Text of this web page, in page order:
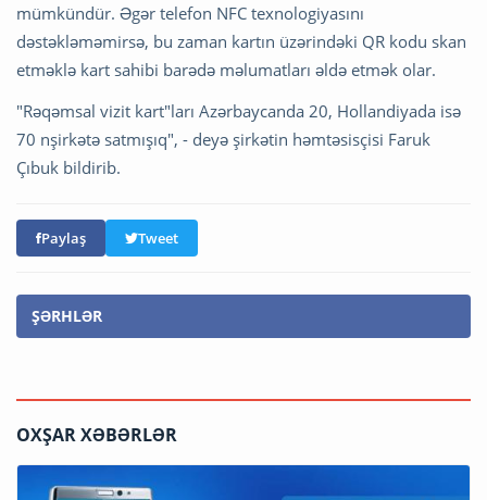
mümkündür. Əgər telefon NFC texnologiyasını
dəstəkləməmirsə, bu zaman kartın üzərindəki QR kodu skan
etməklə kart sahibi barədə məlumatları əldə etmək olar.
"Rəqəmsal vizit kart"ları Azərbaycanda 20, Hollandiyada isə
70 nşirkətə satmışıq", - deyə şirkətin həmtəsisçisi Faruk
Çıbuk bildirib.
Paylaş Tweet
ŞƏRHLƏR
OXŞAR XƏBƏRLƏR